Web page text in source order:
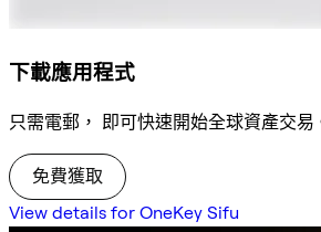
下載應用程式
只需電郵， 即可快速開始全球資產交易
免費獲取
View details for OneKey Sifu